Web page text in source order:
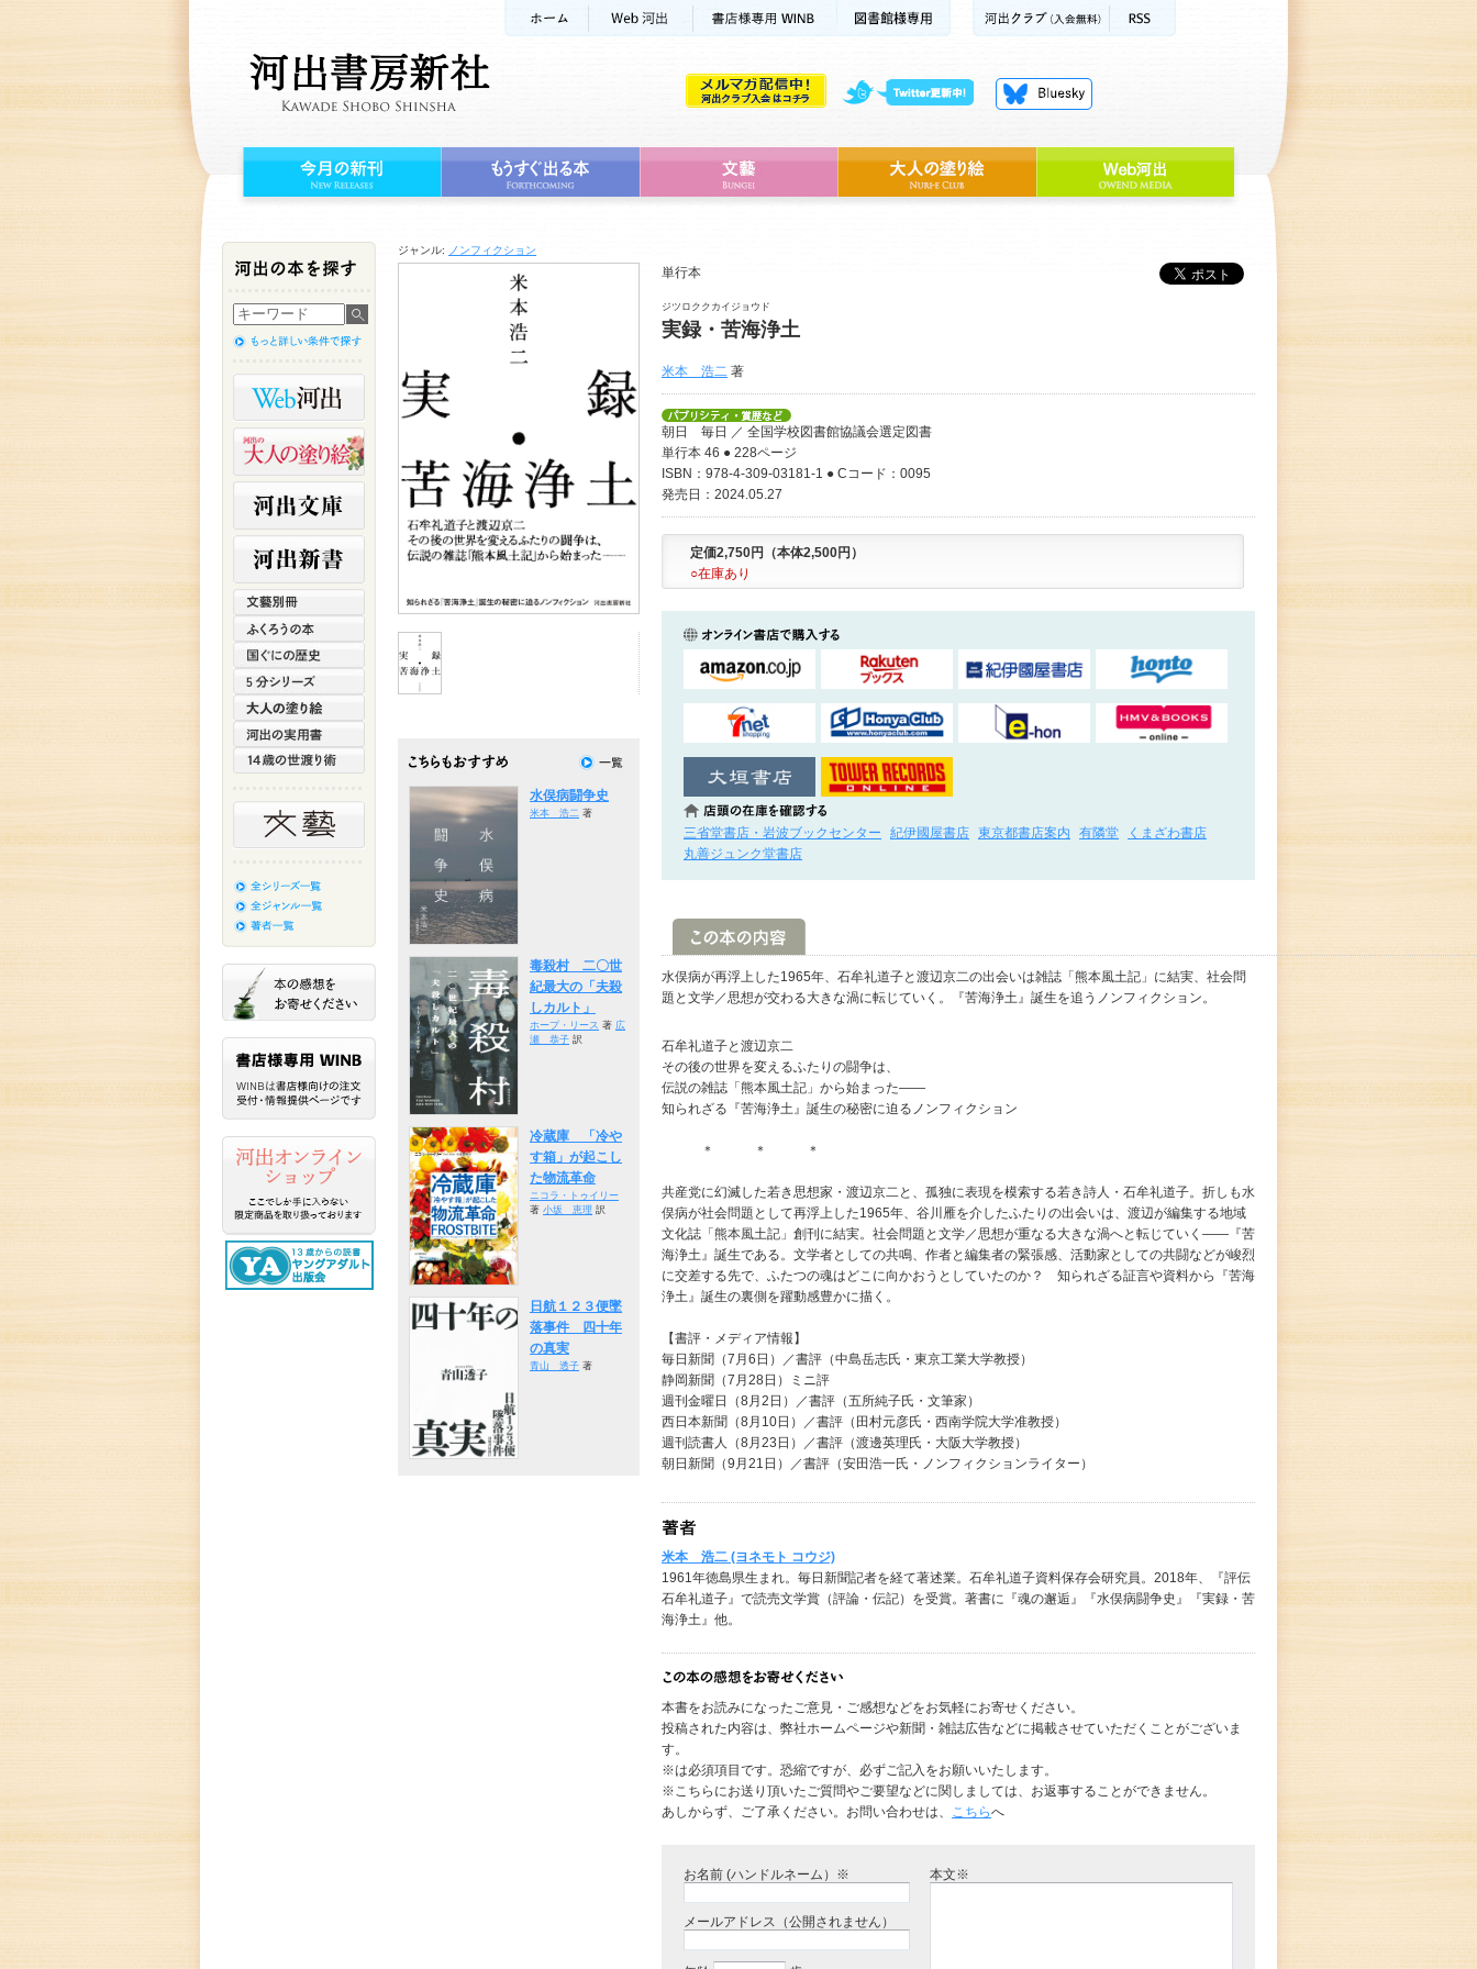
ジャンル: ノンフィクション
単行本
ジツロククカイジョウド
実録・苦海浄土
米本 浩二 著
朝日 毎日 ／ 全国学校図書館協議会選定図書
単行本 46 ● 228ページ
ISBN：978-4-309-03181-1 ● Cコード：0095
発売日：2024.05.27
定価2,750円（本体2,500円）
○在庫あり
三省堂書店・岩波ブックセンター 紀伊國屋書店 東京都書店案内 有隣堂
くまざわ書店
丸善ジュンク堂書店
水俣病が再浮上した1965年、石牟礼道子と渡辺京二の出会いは雑誌「熊本風土記」に結実、社会問
題と文学／思想が交わる大きな渦に転じていく。『苦海浄土』誕生を追うノンフィクション。
石牟礼道子と渡辺京二
その後の世界を変えるふたりの闘争は、
伝説の雑誌「熊本風土記」から始まった――
知られざる『苦海浄土』誕生の秘密に迫るノンフィクション
＊ ＊ ＊
共産党に幻滅した若き思想家・渡辺京二と、孤独に表現を模索する若き詩人・石牟礼道子。折しも水
俣病が社会問題として再浮上した1965年、谷川雁を介したふたりの出会いは、渡辺が編集する地域
文化誌「熊本風土記」創刊に結実。社会問題と文学／思想が重なる大きな渦へと転じていく――『苦
海浄土』誕生である。文学者としての共鳴、作者と編集者の緊張感、活動家としての共闘などが峻烈
に交差する先で、ふたつの魂はどこに向かおうとしていたのか？ 知られざる証言や資料から『苦海
浄土』誕生の裏側を躍動感豊かに描く。
【書評・メディア情報】
毎日新聞（7月6日）／書評（中島岳志氏・東京工業大学教授）
静岡新聞（7月28日）ミニ評
週刊金曜日（8月2日）／書評（五所純子氏・文筆家）
西日本新聞（8月10日）／書評（田村元彦氏・西南学院大学准教授）
週刊読書人（8月23日）／書評（渡邊英理氏・大阪大学教授）
朝日新聞（9月21日）／書評（安田浩一氏・ノンフィクションライター）
米本 浩二 (ヨネモト コウジ)
1961年徳島県生まれ。毎日新聞記者を経て著述業。石牟礼道子資料保存会研究員。2018年、『評伝
石牟礼道子』で読売文学賞（評論・伝記）を受賞。著書に『魂の邂逅』『水俣病闘争史』『実録・苦
海浄土』他。
本書をお読みになったご意見・ご感想などをお気軽にお寄せください。
投稿された内容は、弊社ホームページや新聞・雑誌広告などに掲載させていただくことがございま
す。
※は必須項目です。恐縮ですが、必ずご記入をお願いいたします。
※こちらにお送り頂いたご質問やご要望などに関しましては、お返事することができません。
あしからず、ご了承ください。お問い合わせは、 こちらへ
お名前 (ハンドルネーム）※
メールアドレス（公開されません）
本文※
水俣病闘争史
米本 浩二 著
毒殺村 二〇世
紀最大の「夫殺
しカルト」
ホープ・リース 著 広
瀬 恭子 訳
冷蔵庫 「冷や
す箱」が起こし
た物流革命
ニコラ・トゥイリー
著 小坂 恵理 訳
日航１２３便墜
落事件 四十年
の真実
青山 透子 著